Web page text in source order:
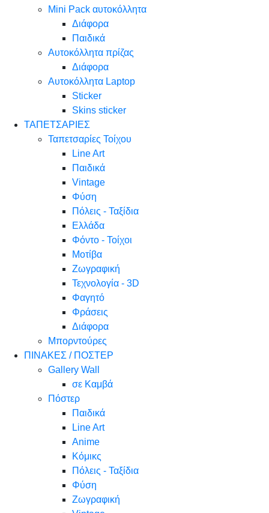
Mini Pack αυτοκόλλητα
Διάφορα
Παιδικά
Αυτοκόλλητα πρίζας
Διάφορα
Αυτοκόλλητα Laptop
Sticker
Skins sticker
ΤΑΠΕΤΣΑΡΙΕΣ
Ταπετσαρίες Τοίχου
Line Art
Παιδικά
Vintage
Φύση
Πόλεις - Ταξίδια
Ελλάδα
Φόντο - Τοίχοι
Μοτίβα
Ζωγραφική
Τεχνολογία - 3D
Φαγητό
Φράσεις
Διάφορα
Μπορντούρες
ΠΙΝΑΚΕΣ / ΠΟΣΤΕΡ
Gallery Wall
σε Καμβά
Πόστερ
Παιδικά
Line Art
Anime
Κόμικς
Πόλεις - Ταξίδια
Φύση
Ζωγραφική